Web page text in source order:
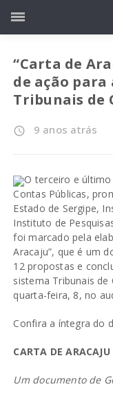
“Carta de
de ação
Tribunais de
access_time 9 anos atrás
O terceiro e
Contas Públicas,
Estado de Sergipe,
Instituto de
foi marcado pela
Aracaju”, que é um
12 propostas e
sistema Tribunais
quarta-feira, 8, no
Confira a íntegra do
CARTA DE ARACAJU
Um documento de